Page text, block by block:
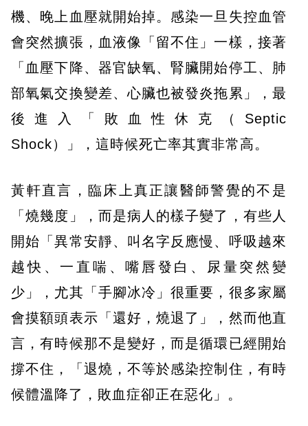
機、晚上血壓就開始掉。感染一旦失控血管
會突然擴張，血液像「留不住」一樣，接著
「血壓下降、器官缺氧、腎臟開始停工、肺
部氧氣交換變差、心臟也被發炎拖累」，最
後進入「敗血性休克（Septic
Shock）」，這時候死亡率其實非常高。
黃軒直言，臨床上真正讓醫師警覺的不是
「燒幾度」，而是病人的樣子變了，有些人
開始「異常安靜、叫名字反應慢、呼吸越來
越快、一直喘、嘴唇發白、尿量突然變
少」，尤其「手腳冰冷」很重要，很多家屬
會摸額頭表示「還好，燒退了」，然而他直
言，有時候那不是變好，而是循環已經開始
撐不住，「退燒，不等於感染控制住，有時
候體溫降了，敗血症卻正在惡化」。